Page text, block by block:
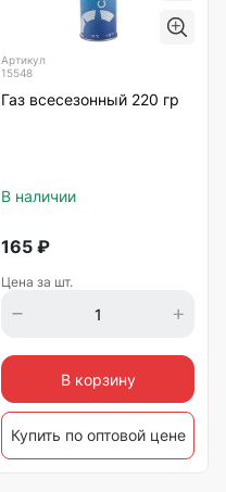
Артикул
15548
Газ всесезонный 220 гр
В наличии
165 ₽
Цена за шт.
В корзину
Купить по оптовой цене